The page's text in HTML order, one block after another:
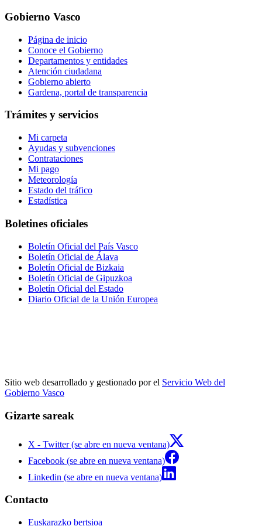
Gobierno Vasco
Página de inicio
Conoce el Gobierno
Departamentos y entidades
Atención ciudadana
Gobierno abierto
Gardena, portal de transparencia
Trámites y servicios
Mi carpeta
Ayudas y subvenciones
Contrataciones
Mi pago
Meteorología
Estado del tráfico
Estadística
Boletines oficiales
Boletín Oficial del País Vasco
Boletín Oficial de Álava
Boletín Oficial de Bizkaia
Boletín Oficial de Gipuzkoa
Boletín Oficial del Estado
Diario Oficial de la Unión Europea
Sitio web desarrollado y gestionado por el Servicio Web del
Gobierno Vasco
Gizarte sareak
X - Twitter (se abre en nueva ventana)
Facebook (se abre en nueva ventana)
Linkedin (se abre en nueva ventana)
Contacto
Euskarazko bertsioa